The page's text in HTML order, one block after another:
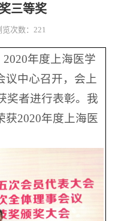
三等奖
览次数： 221
年度上海医学
议中心召开，会上
奖者进行表彰。我
获2020年度上海医